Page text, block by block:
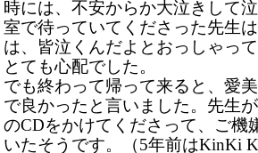
時には、不安からか大泣きして
室で待っていてくださった先生
は、皆泣くんだよとおっしゃっ
とても心配でした。
でも終わって帰って来ると、愛
で良かったと言いました。先生
のCDをかけてくださって、ご機
いたそうです。（5年前はKinKi